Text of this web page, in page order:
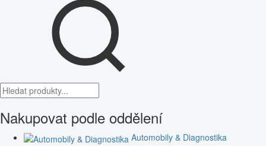
Nakupovat podle oddělení
Automobily & Diagnostika